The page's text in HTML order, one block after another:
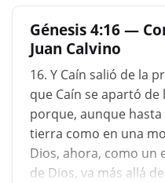
'opuesto a' (la puerta
parecer que
dirección en la que se
intentar identificarlo
mientras el sitio del
permanezca
llama Naid, que M.
francesa, sugiere que
está al este de Nubia.
Génesis 4:16 —
Juan Calvino
16. Y Caín salió de la
que Caín se apartó de
porque, aunque
tierra como en una
Dios, ahora, como un
de Dios, va más allá